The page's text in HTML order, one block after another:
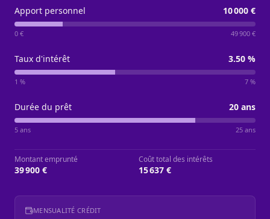
Apport personnel 10 000 €
0 € 49 900 €
Taux d'intérêt 3.50 %
1 % 7 %
Durée du prêt 20 ans
5 ans 25 ans
Montant emprunté
39 900 €
Coût total des intérêts
15 637 €
MENSUALITÉ CRÉDIT